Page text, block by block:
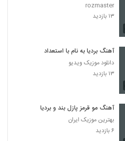
rozmaster
۱۳ بازدید
آهنگ بردیا به نام با استعداد
دانلود موزیک ویدیو
۱۳ بازدید
آهنگ مو قرمز پازل بند و بردیا
بهترین موزیک ایران
۶ بازدید